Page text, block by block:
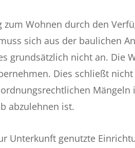
Wohnen durch den
sich aus der baulichen
grundsätzlich nicht an. Die
Dies schließt
abzulehnen ist.
Unterkunft genutzte